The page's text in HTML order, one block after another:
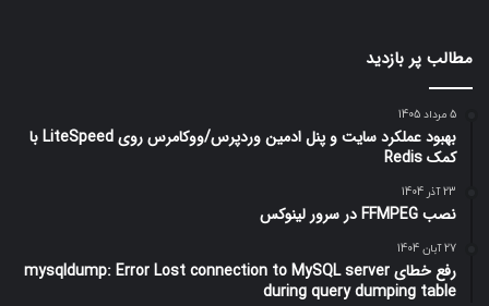
مطالب پر بازدید
5 مرداد 1405
بهبود عملکرد سایت و پنل ادمین وردپرس/ووکامرس روی LiteSpeed با
کمک Redis
23 آذر 1404
نصب FFMPEG در سرور لینوکس
27 آبان 1404
رفع خطای mysqldump: Error Lost connection to MySQL server
during query dumping table